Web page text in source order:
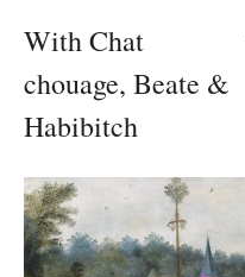
With Chat
chouage, Beate &
Habibitch